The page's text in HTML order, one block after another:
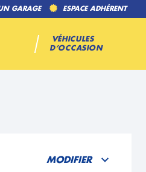
GARAGE ESPACE ADHÉRENT
VÉHICULES
D’OCCASION
MODIFIER